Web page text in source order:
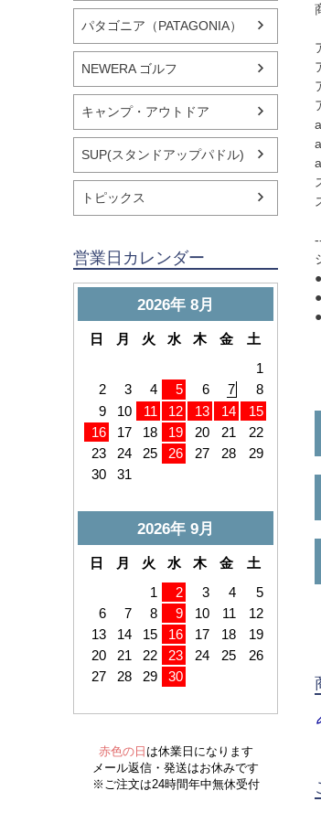
パタゴニア（PATAGONIA）
NEWERA ゴルフ
キャンプ・アウトドア
SUP(スタンドアップパドル)
トピックス
営業日カレンダー